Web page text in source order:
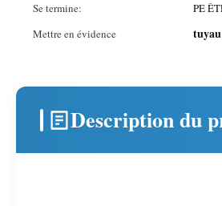
Se termine:
PE
Mettre en évidence
Description du